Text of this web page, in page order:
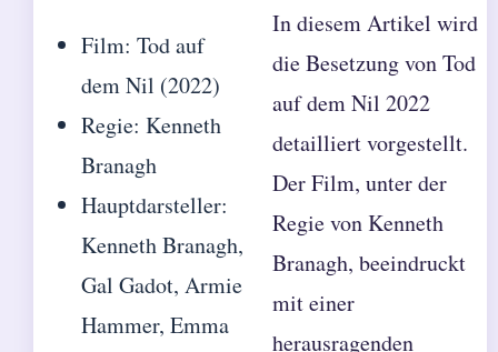
Film: Tod auf
dem Nil (2022)
Regie: Kenneth
Branagh
Hauptdarsteller:
Kenneth Branagh,
Gal Gadot, Armie
Hammer, Emma
In diesem Artikel wird
die Besetzung von Tod
auf dem Nil 2022
detailliert vorgestellt.
Der Film, unter der
Regie von Kenneth
Branagh, beeindruckt
mit einer
herausragenden